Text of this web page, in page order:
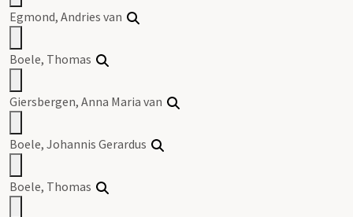
Egmond, Andries van
Boele, Thomas
Giersbergen, Anna Maria van
Boele, Johannis Gerardus
Boele, Thomas